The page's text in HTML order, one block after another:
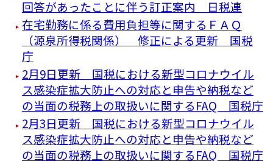
回答があったことに伴う訂正案内 日税連
在宅勤務に係る費用負担等に関するＦＡＱ
（源泉所得税関係） 修正による更新 国税
庁
2月9日更新 国税における新型コロナウイル
ス感染症拡大防止への対応と申告や納税など
の当面の税務上の取扱いに関するFAQ 国税庁
2月3日更新 国税における新型コロナウイル
ス感染症拡大防止への対応と申告や納税など
の当面の税務上の取扱いに関するFAQ 国税庁